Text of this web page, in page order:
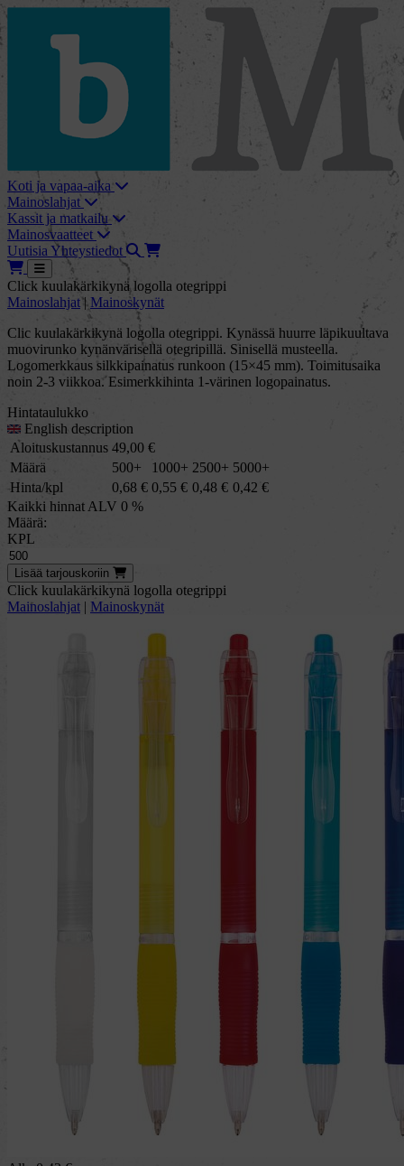
skip_to_content
bMore
Koti ja vapaa-aika
Mainoslahjat
Kassit ja matkailu
Mainosvaatteet
Uutisia Yhteystiedot HakuTarjouskori
Tarjouskori
Avaa
Click kuulakärkikynä logolla otegrippi
Mainoslahjat | Mainoskynät
Clic kuulakärkikynä logolla otegrippi. Kynässä huurre läpikuultava
muovirunko kynänvärisellä otegripillä. Sinisellä musteella.
Logomerkkaus silkkipainatus runkoon (15×45 mm). Toimitusaika
noin 2-3 viikkoa. Esimerkkihinta 1-värinen logopainatus.
Hintataulukko
English description
Aloituskustannus 49,00 €
Määrä
500+ 1000+ 2500+ 5000+
Hinta/kpl
0,68 € 0,55 € 0,48 € 0,42 €
Kaikki hinnat ALV 0 %
Määrä:
KPL
Lisää tarjous koriin
Click kuulakärkikynä logolla otegrippi
Mainoslahjat | Mainoskynät